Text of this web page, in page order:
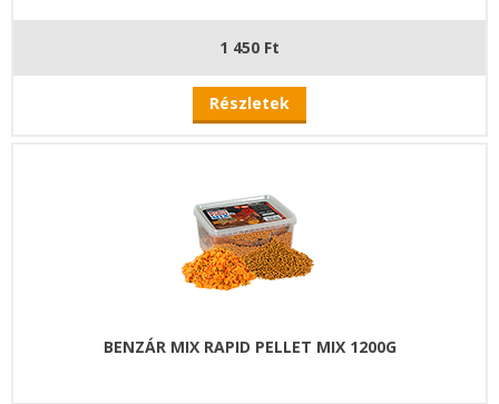
1 450 Ft
Részletek
BENZÁR MIX RAPID PELLET MIX 1200G